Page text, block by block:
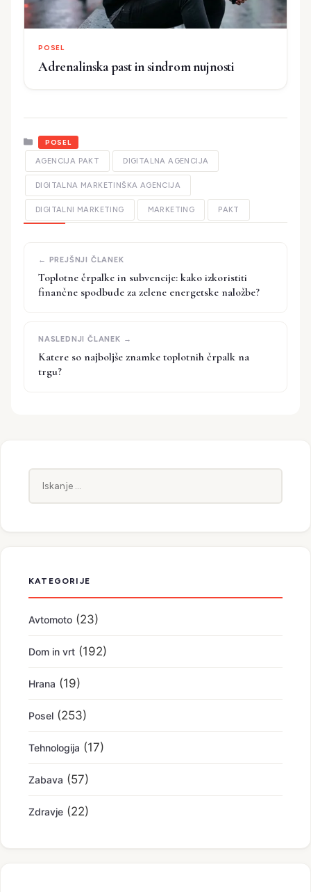
POSEL
Adrenalinska past in sindrom nujnosti
Kategorije
POSEL
AGENCIJA PAKT DIGITALNA AGENCIJA
DIGITALNA MARKETINŠKA AGENCIJA
DIGITALNI MARKETING MARKETING PAKT
Toplotne črpalke in subvencije: kako izkoristiti
finančne spodbude za zelene energetske naložbe?
Katere so najboljše znamke toplotnih črpalk na
trgu?
KATEGORIJE
Avtomoto (23)
Dom in vrt (192)
Hrana (19)
Posel (253)
Tehnologija (17)
Zabava (57)
Zdravje (22)